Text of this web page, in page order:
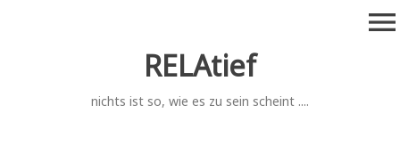
RELAtief
nichts ist so, wie es zu sein scheint ....
menu